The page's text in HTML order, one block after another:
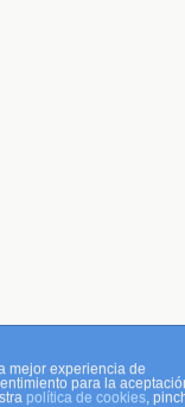
mejor experiencia de
para la
política de cookies ,